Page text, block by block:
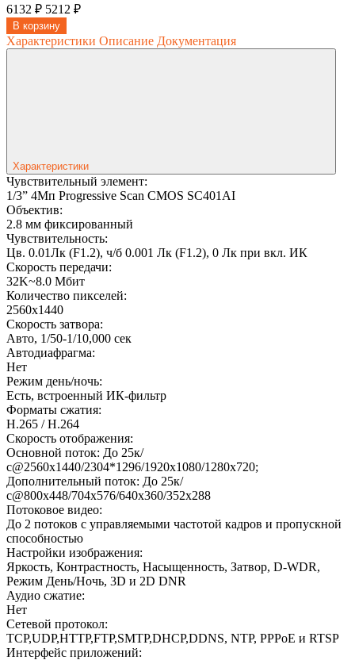
6132 ₽ 5212 ₽
В корзину
Характеристики Описание Документация
Характеристики
Чувствительный элемент:
1/3” 4Мп Progressive Scan CMOS SC401AI
Объектив:
2.8 мм фиксированный
Чувствительность:
Цв. 0.01Лк (F1.2), ч/б 0.001 Лк (F1.2), 0 Лк при вкл. ИК
Скорость передачи:
32K~8.0 Мбит
Количество пикселей:
2560х1440
Скорость затвора:
Авто, 1/50-1/10,000 сек
Автодиафрагма:
Нет
Режим день/ночь:
Есть, встроенный ИК-фильтр
Форматы сжатия:
H.265 / H.264
Скорость отображения:
Основной поток: До 25к/
с@2560x1440/2304*1296/1920х1080/1280x720;
Дополнительный поток: До 25к/
с@800x448/704х576/640x360/352х288
Потоковое видео:
До 2 потоков с управляемыми частотой кадров и пропускной
способностью
Настройки изображения:
Яркость, Контрастность, Насыщенность, Затвор, D-WDR,
Режим День/Ночь, 3D и 2D DNR
Аудио сжатие:
Нет
Сетевой протокол:
TCP,UDP,HTTP,FTP,SMTP,DHCP,DDNS, NTP, PPPoE и RTSP
Интерфейс приложений: